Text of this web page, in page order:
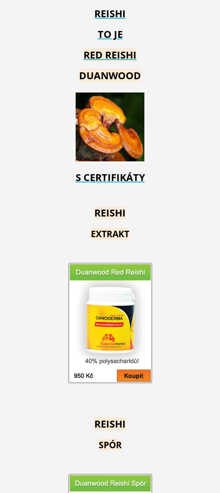
REISHI
TO JE
RED REISHI
DUANWOOD
S CERTIFIKÁTY
REISHI
EXTRAKT
REISHI
SPÓR